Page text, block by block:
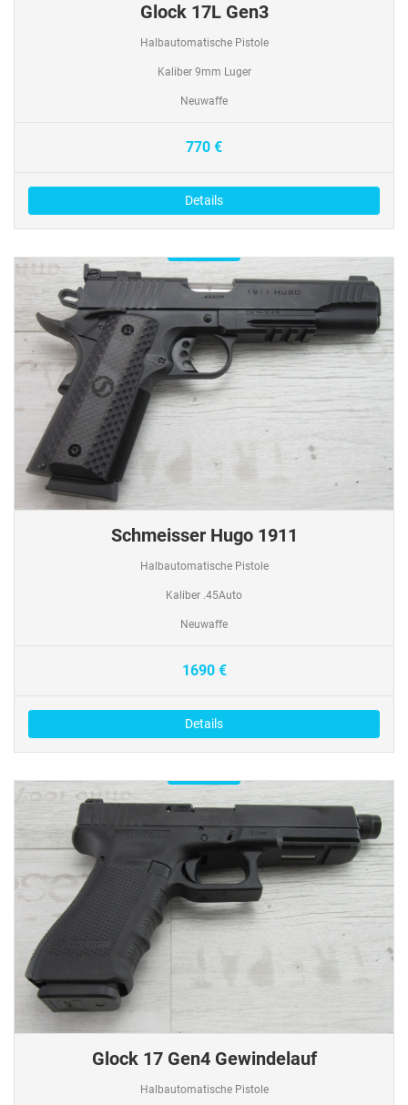
Glock 17L Gen3
Halbautomatische Pistole
Kaliber 9mm Luger
Neuwaffe
770 €
Details
Schmeisser Hugo 1911
Halbautomatische Pistole
Kaliber .45Auto
Neuwaffe
1690 €
Details
Glock 17 Gen4 Gewindelauf
Halbautomatische Pistole